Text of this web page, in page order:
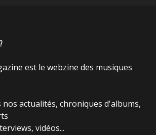
est le webzine des musiques
actualités, chroniques d'albums,
vidéos...